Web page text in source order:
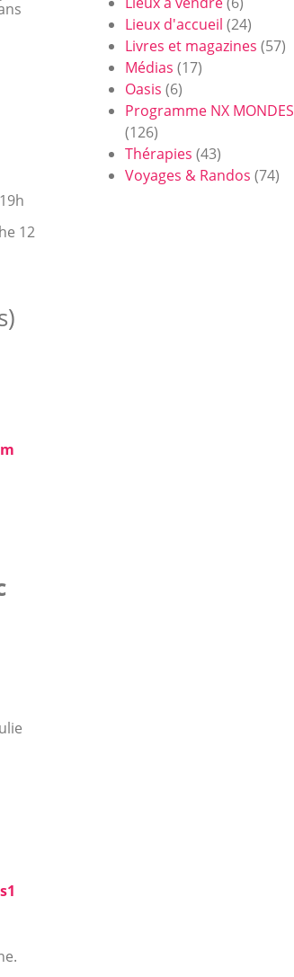
12
Lieux d'accueil (24)
Livres et magazines (57)
Médias (17)
Oasis (6)
Programme NX MONDES
(126)
Thérapies (43)
Voyages & Randos (74)